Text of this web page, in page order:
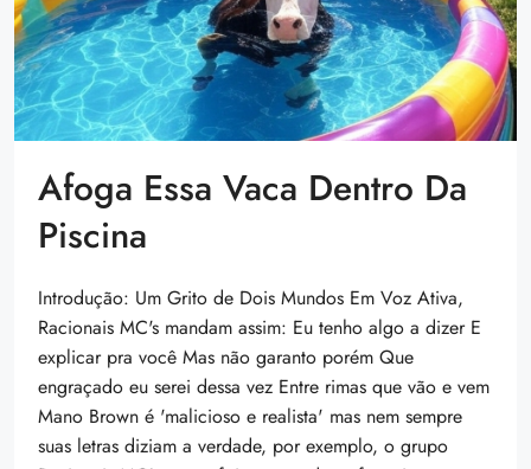
Afoga Essa Vaca Dentro Da
Piscina
Introdução: Um Grito de Dois Mundos Em Voz Ativa,
Racionais MC's mandam assim: Eu tenho algo a dizer E
explicar pra você Mas não garanto porém Que
engraçado eu serei dessa vez Entre rimas que vão e vem
Mano Brown é 'malicioso e realista' mas nem sempre
suas letras diziam a verdade, por exemplo, o grupo